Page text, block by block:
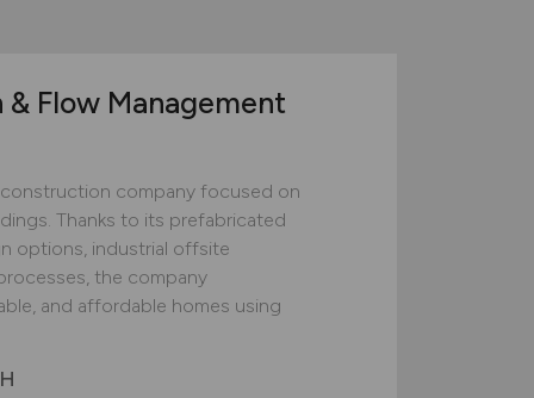
Flow Management
company focused on
Thanks to its prefabricated
options, industrial offsite
the company
and affordable homes using